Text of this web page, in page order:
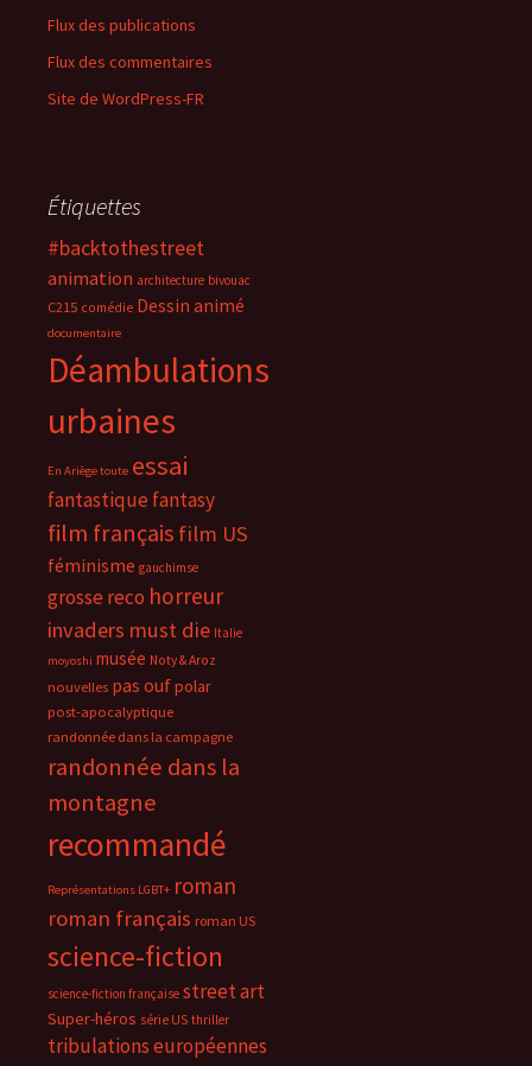
Flux des publications
Flux des commentaires
Site de WordPress-FR
Étiquettes
#backtothestreet
animation architecture bivouac
C215 comédie Dessin animé
documentaire
Déambulations
urbaines
En Ariège toute essai
fantastiquefantasy
film français film US
féminisme gauchimse
grosse reco horreur
invaders must die Italie
moyoshi musée Noty & Aroz
nouvelles pas oufpolar
post-apocalyptique
randonnée dans la campagne
randonnée dans la
montagne
recommandé
Représentations LGBT+ roman
roman français roman US
science-fiction
science-fiction française street art
Super-héros série US thriller
tribulations européennes